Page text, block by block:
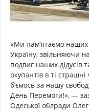
«Ми пам’ятаємо наших
Україну, звільняючи
подвиг наших дідусів
окупантів в ті
б’ємось за нашу
День Перемоги!», —
Одеської облради